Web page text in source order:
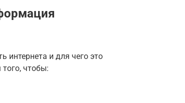
интернета и для чего это
чтобы: